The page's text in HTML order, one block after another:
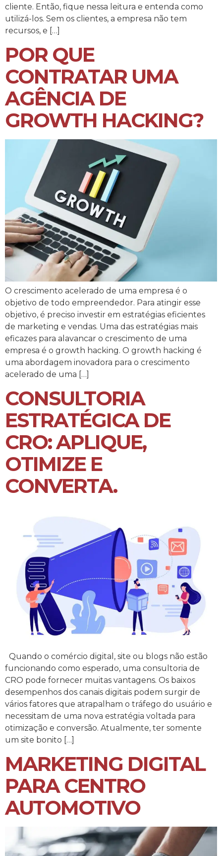
cliente. Então, fique nessa leitura e entenda como
utilizá-los. Sem os clientes, a empresa não tem
recursos, e […]
POR QUE
CONTRATAR UMA
AGÊNCIA DE
GROWTH HACKING?
O crescimento acelerado de uma empresa é o
objetivo de todo empreendedor. Para atingir esse
objetivo, é preciso investir em estratégias eficientes
de marketing e vendas. Uma das estratégias mais
eficazes para alavancar o crescimento de uma
empresa é o growth hacking. O growth hacking é
uma abordagem inovadora para o crescimento
acelerado de uma […]
CONSULTORIA
ESTRATÉGICA DE
CRO: APLIQUE,
OTIMIZE E
CONVERTA.
Quando o comércio digital, site ou blogs não estão
funcionando como esperado, uma consultoria de
CRO pode fornecer muitas vantagens. Os baixos
desempenhos dos canais digitais podem surgir de
vários fatores que atrapalham o tráfego do usuário e
necessitam de uma nova estratégia voltada para
otimização e conversão. Atualmente, ter somente
um site bonito […]
MARKETING DIGITAL
PARA CENTRO
AUTOMOTIVO